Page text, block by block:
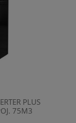
PLUS
75M3